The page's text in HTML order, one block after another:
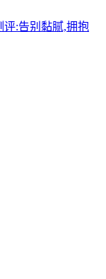
评:告别黏腻,拥抱